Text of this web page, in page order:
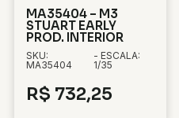
MA35404 – M3
STUART EARLY
PROD. INTERIOR
SKU:
MA35404
- ESCALA:
1/35
R$ 732,25